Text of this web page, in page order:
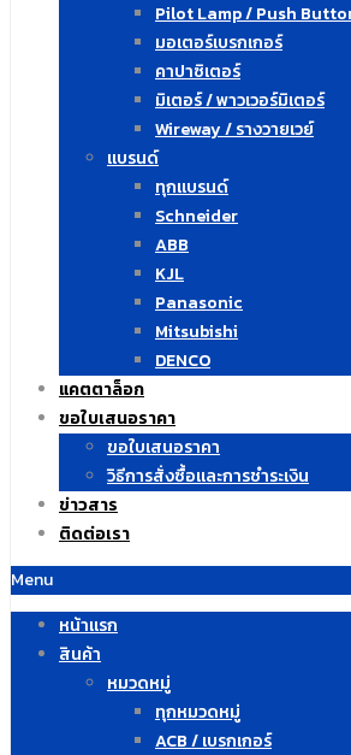
Pilot Lamp / Push
มอเตอร์เบรกเกอร์
คาปาซิเตอร์
มิเตอร์ / พาวเวอร์มิเตอร์
Wireway / รางวายเวย์
แบรนด์
ทุกแบรนด์
Schneider
ABB
KJL
Panasonic
Mitsubishi
DENCO
แคตตาล็อก
ขอใบเสนอราคา
ขอใบเสนอราคา
วิธีการสั่งซื้อและการชำระเงิน
ข่าวสาร
ติดต่อเรา
Menu
หน้าแรก
สินค้า
หมวดหมู่
ทุกหมวดหมู่
ACB / เบรกเกอร์